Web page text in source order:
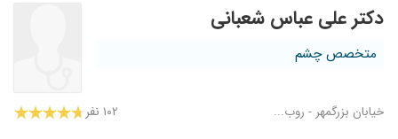
دکتر علی عباس شعبانی
متخصص چشم
خیابان بزرگمهر - روب... ۱۰۲ نفر